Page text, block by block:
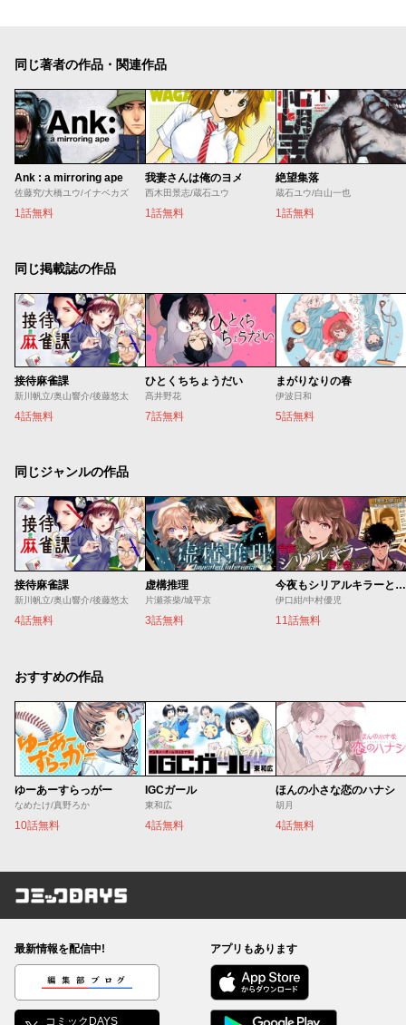
同じ著者の作品・関連作品
Ank : a mirroring ape
佐藤究/大橋ユウ/イナベカズ
1話無料
我妻さんは俺のヨメ
西木田景志/蔵石ユウ
1話無料
絶望集落
蔵石ユウ/白山一也
1話無料
同じ掲載誌の作品
接待麻雀課
新川帆立/奥山響介/後藤悠太
4話無料
ひとくちちょうだい
髙井野花
7話無料
まがりなりの春
伊波日和
5話無料
同じジャンルの作品
接待麻雀課
新川帆立/奥山響介/後藤悠太
4話無料
虚構推理
片瀬茶柴/城平京
3話無料
今夜もシリアルキラーと待ち合わせ
伊口紺/中村優児
11話無料
おすすめの作品
ゆーあーすらっがー
なめたけ/真野ろか
10話無料
IGCガール
東和広
4話無料
ほんの小さな恋のハナシ
胡月
4話無料
コミックDAYS
最新情報を配信中!
編集部ブログ
コミックDAYS
アプリもあります